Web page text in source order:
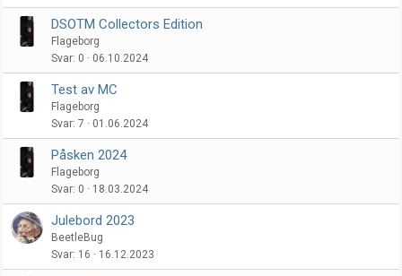
DSOTM Collectors Edition
Flageborg
Svar 0 06.10.2024
Test av MC
Flageborg
Svar 7 01.06.2024
Påsken 2024
Flageborg
Svar 0 18.03.2024
Julebord 2023
BeetleBug
Svar 16 16.12.2023